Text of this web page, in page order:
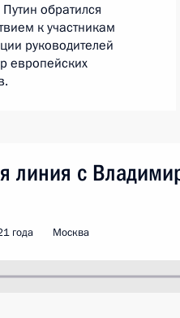
обратился
к участникам
руководителей
европейских
линия с
года Москва